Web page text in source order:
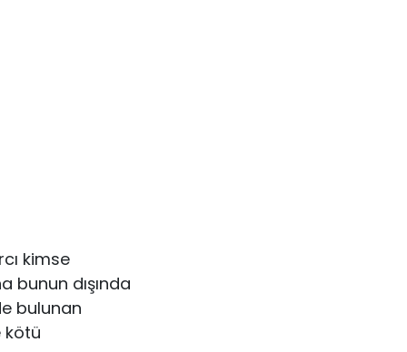
kimse
bunun dışında
bulu­nan
kötü